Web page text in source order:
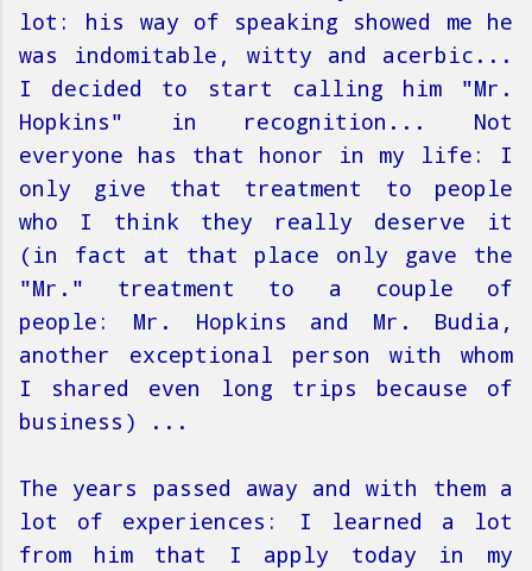
lot: his way of speaking showed me he
was indomitable, witty and acerbic...
I decided to start calling him "Mr.
Hopkins" in recognition... Not
everyone has that honor in my life: I
only give that treatment to people
who I think they really deserve it
(in fact at that place only gave the
"Mr." treatment to a couple of
people: Mr. Hopkins and Mr. Budia,
another exceptional person with whom
I shared even long trips because of
business) ...
The years passed away and with them a
lot of experiences: I learned a lot
from him that I apply today in my